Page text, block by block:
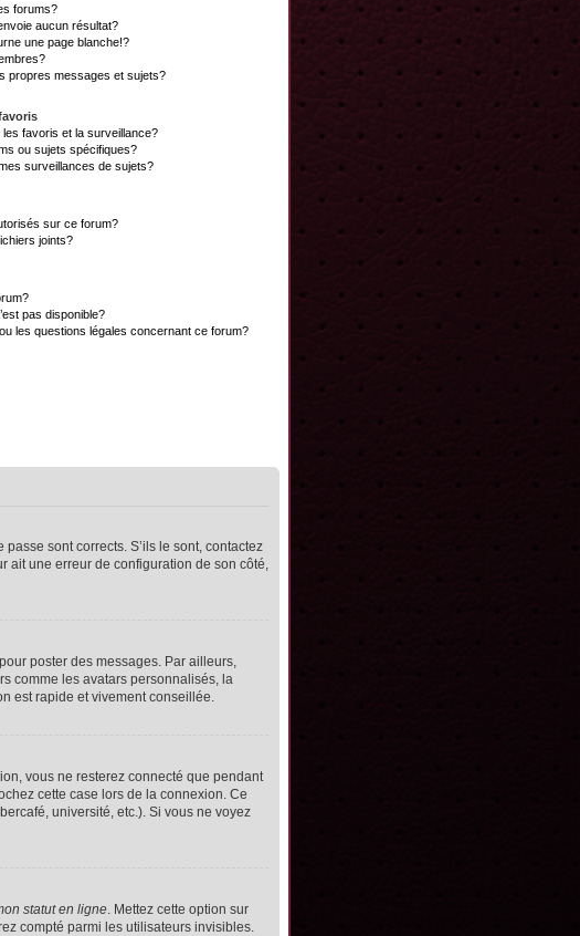
forums?
aucun résultat?
une page blanche!?
propres messages et sujets?
favoris et la surveillance?
ou sujets spécifiques?
surveillances de sujets?
sur ce forum?
joints?
pas disponible?
les questions légales concernant ce forum?
sont corrects. S’ils le sont, contactez
ait une erreur de configuration de son côté,
poster des messages. Par ailleurs,
comme les avatars personnalisés, la
est rapide et vivement conseillée.
vous ne resterez connecté que pendant
cette case lors de la connexion. Ce
université, etc.). Si vous ne voyez
statut en ligne. Mettez cette option sur
compté parmi les utilisateurs invisibles.